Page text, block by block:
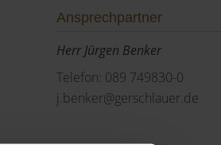
Ansprechpartner
Herr Jürgen Benker
Telefon: 089 749830-0
j.benker@gerschlauer.de